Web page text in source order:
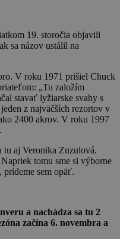
19. storočia objavili
sa názov ustálil na
V roku 1971 prišiel Chuck
„Tu založím
stavať lyžiarske svahy s
z najväčších rezortov v
2400 akrov. V roku 1997
tu aj Veronika Zuzulová.
tomu sme si výborne
sem opäť.
a nachádza sa tu 2
začína 6. novembra a